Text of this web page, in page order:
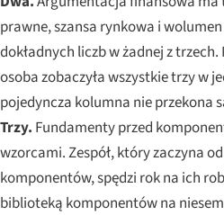
prawne, szansa rynkowa i
dokładnych liczb w żadnej z
osoba zobaczyła wszystkie trzy w
pojedyncza kolumna nie przekona
Trzy. Fundamenty przed
wzorcami. Zespół, który zaczyna
komponentów, spędzi rok na ich
biblioteką komponentów na